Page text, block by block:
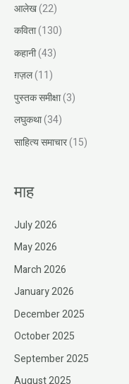
आलेख(22)
कविता(130)
कहानी(43)
ग़ज़ल(11)
पुस्तक समीक्षा(3)
लघुकथा(34)
साहित्य समाचार(15)
माह
July 2026
May 2026
March 2026
January 2026
December 2025
October 2025
September 2025
August 2025